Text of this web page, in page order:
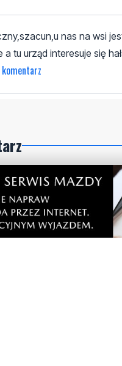
nas na wsi
tu urząd interesuje się
z prawem komentarze!
Odpowiedz